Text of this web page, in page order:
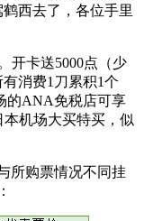
西去了，各位手里
开卡送5000点（少
消费1刀累积1个
的ANA免税店可享
机场大买特买，似
所购票情况不同挂